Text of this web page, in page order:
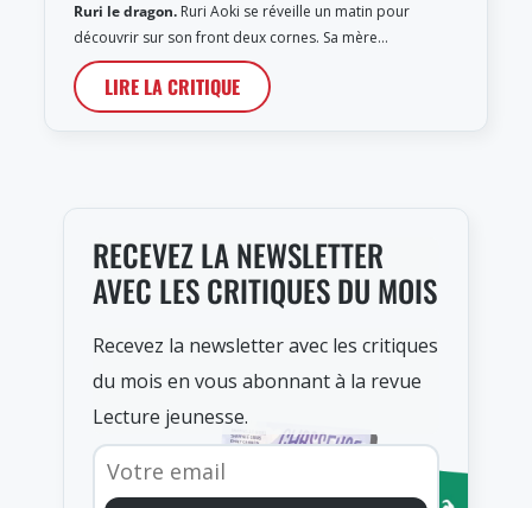
Ruri le dragon. Ruri Aoki se réveille un matin pour
découvrir sur son front deux cornes. Sa mère…
LIRE LA CRITIQUE
RECEVEZ LA NEWSLETTER
AVEC LES CRITIQUES DU MOIS
Recevez la newsletter avec les critiques
du mois en vous abonnant à la revue
Lecture jeunesse.